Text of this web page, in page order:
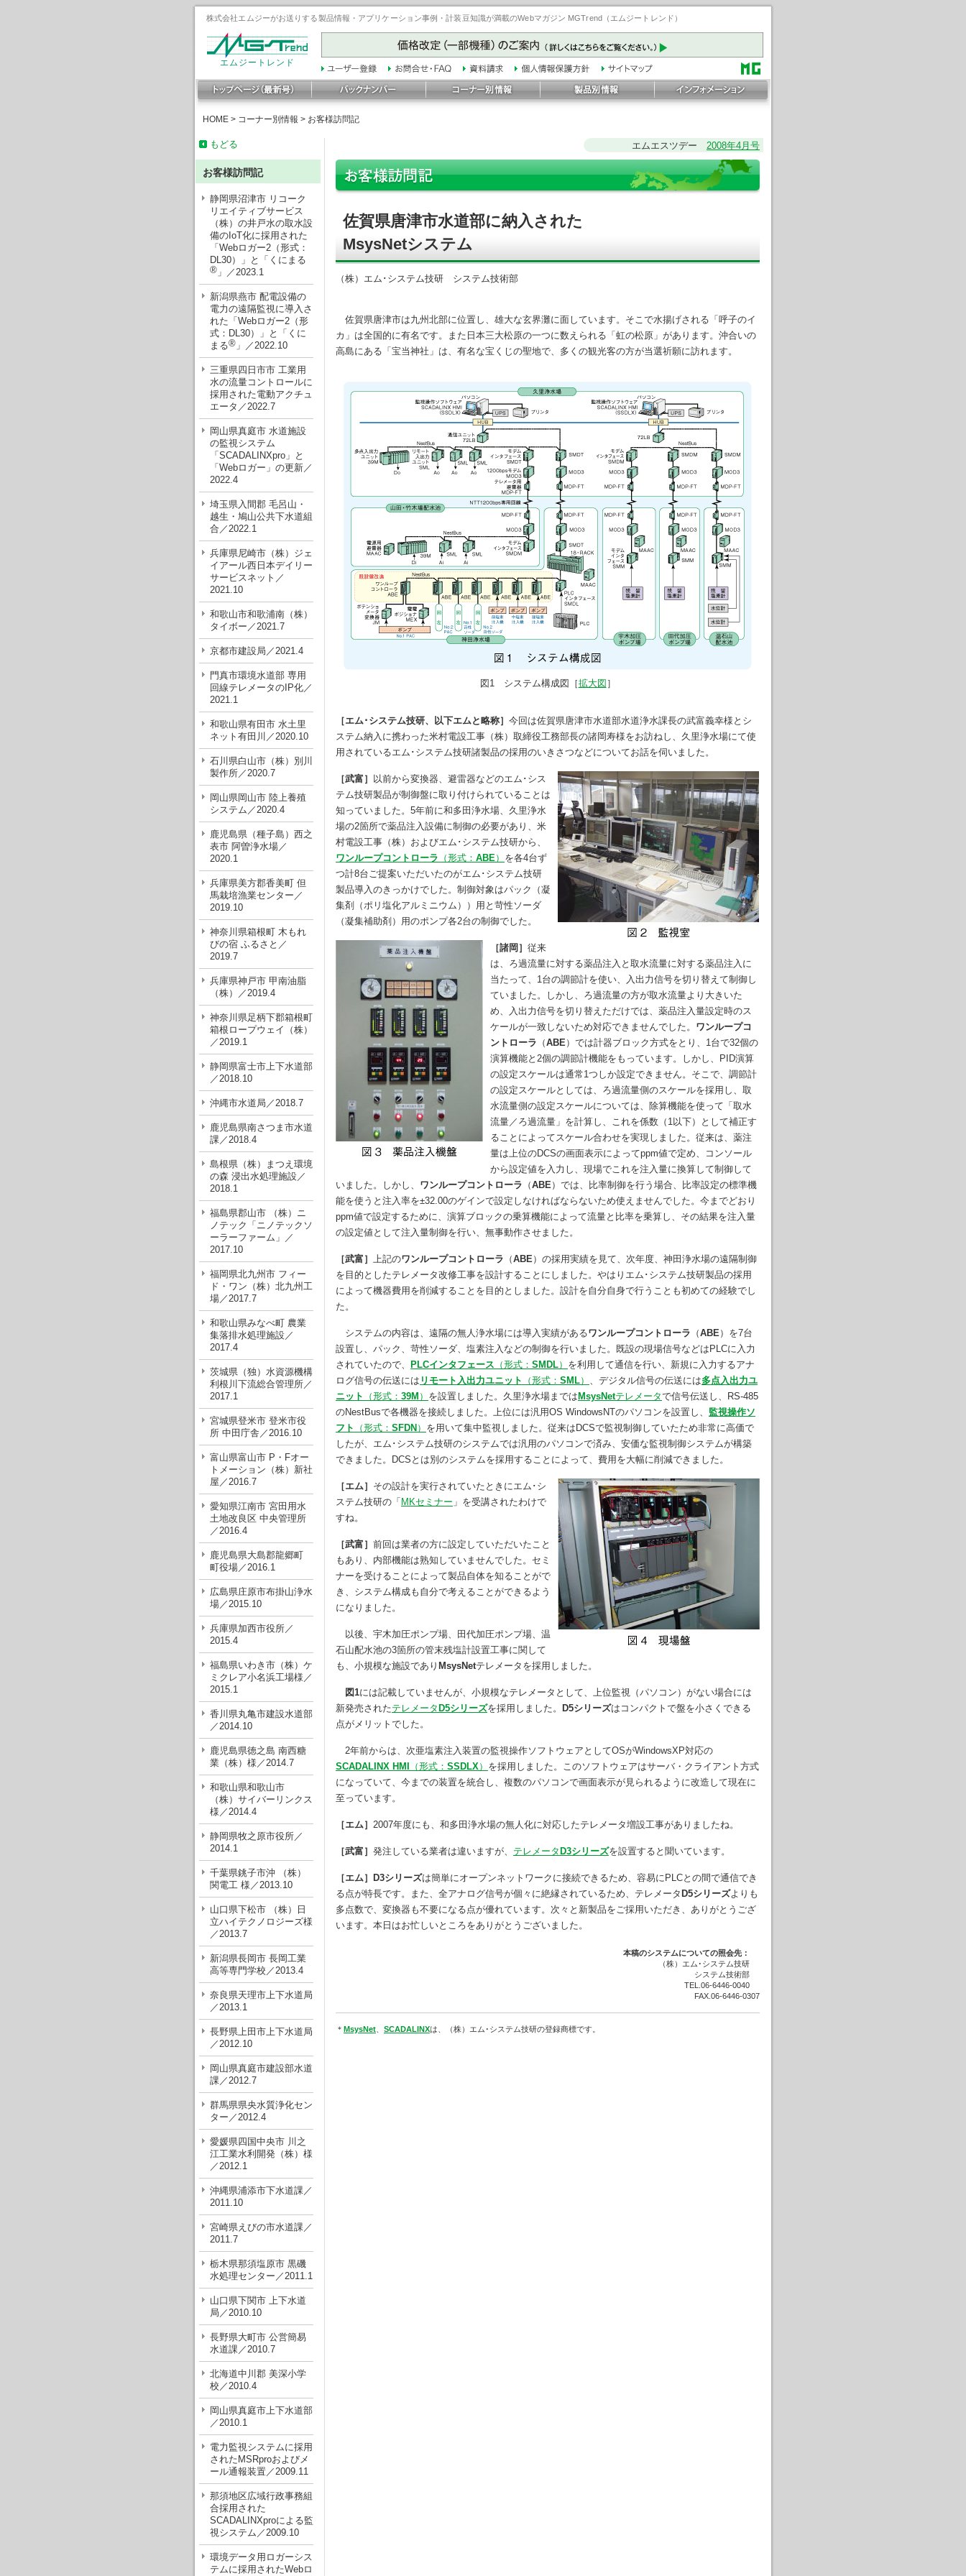
株式会社エムジーがお送りする製品情報・アプリケーション事例・計装豆知識が満載のWebマガジン MGTrend（エムジートレンド）
エムジートレンド
HOME > コーナー別情報 > お客様訪問記
もどる
お客様訪問記
静岡県沼津市 リコーク
リエイティブサービス
（株）の井戸水の取水設
備のIoT化に採用された
「Webロガー2（形式：
DL30）」と「くにまる
® 」／2023.1
新潟県燕市 配電設備の
電力の遠隔監視に導入さ
れた「Webロガー2（形
式：DL30）」と「くに
まる® 」／2022.10
三重県四日市市 工業用
水の流量コントロールに
採用された電動アクチュ
エータ／2022.7
岡山県真庭市 水道施設
の監視システム
「SCADALINXpro」と
「Webロガー」の更新／
2022.4
埼玉県入間郡 毛呂山・
越生・鳩山公共下水道組
合／2022.1
兵庫県尼崎市（株）ジェ
イアール西日本デイリー
サービスネット／
2021.10
和歌山市和歌浦南（株）
タイボー／2021.7
京都市建設局／2021.4
門真市環境水道部 専用
回線テレメータのIP化／
2021.1
和歌山県有田市 水土里
ネット有田川／2020.10
石川県白山市（株）別川
製作所／2020.7
岡山県岡山市 陸上養殖
システム／2020.4
鹿児島県（種子島）西之
表市 阿曽浄水場／
2020.1
兵庫県美方郡香美町 但
馬栽培漁業センター／
2019.10
神奈川県箱根町 木もれ
びの宿 ふるさと／
2019.7
兵庫県神戸市 甲南油脂
（株）／2019.4
神奈川県足柄下郡箱根町
箱根ロープウェイ（株）
／2019.1
静岡県富士市上下水道部
／2018.10
沖縄市水道局／2018.7
鹿児島県南さつま市水道
課／2018.4
島根県（株）まつえ環境
の森 浸出水処理施設／
2018.1
福島県郡山市 （株）ニ
ノテック「ニノテックソ
ーラーファーム」／
2017.10
福岡県北九州市 フィー
ド・ワン（株）北九州工
場／2017.7
和歌山県みなべ町 農業
集落排水処理施設／
2017.4
茨城県（独）水資源機構
利根川下流総合管理所／
2017.1
宮城県登米市 登米市役
所 中田庁舎／2016.10
富山県富山市 P・Fオー
トメーション（株）新社
屋／2016.7
愛知県江南市 宮田用水
土地改良区 中央管理所
／2016.4
鹿児島県大島郡龍郷町
町役場／2016.1
広島県庄原市布掛山浄水
場／2015.10
兵庫県加西市役所／
2015.4
福島県いわき市（株）ケ
ミクレア小名浜工場様／
2015.1
香川県丸亀市建設水道部
／2014.10
鹿児島県徳之島 南西糖
業（株）様／2014.7
和歌山県和歌山市
（株）サイバーリンクス
様／2014.4
静岡県牧之原市役所／
2014.1
千葉県銚子市沖 （株）
関電工 様／2013.10
山口県下松市 （株）日
立ハイテクノロジーズ様
／2013.7
新潟県長岡市 長岡工業
高等専門学校／2013.4
奈良県天理市上下水道局
／2013.1
長野県上田市上下水道局
／2012.10
岡山県真庭市建設部水道
課／2012.7
群馬県県央水質浄化セン
ター／2012.4
愛媛県四国中央市 川之
江工業水利開発（株）様
／2012.1
沖縄県浦添市下水道課／
2011.10
宮崎県えびの市水道課／
2011.7
栃木県那須塩原市 黒磯
水処理センター／2011.1
山口県下関市 上下水道
局／2010.10
長野県大町市 公営簡易
水道課／2010.7
北海道中川郡 美深小学
校／2010.4
岡山県真庭市上下水道部
／2010.1
電力監視システムに採用
されたMSRproおよびメ
ール通報装置／2009.11
那須地区広域行政事務組
合採用された
SCADALINXproによる監
視システム／2009.10
環境データ用ロガーシス
テムに採用されたWebロ
エムエスツデー 2008年4月号
佐賀県唐津市水道部に納入された
MsysNetシステム
（株）エム･システム技研 システム技術部
佐賀県唐津市は九州北部に位置し、雄大な玄界灘に面しています。そこで水揚げされる「呼子のイ
カ」は全国的に有名です。また日本三大松原の一つに数えられる「虹の松原」があります。沖合いの
高島にある「宝当神社」は、有名な宝くじの聖地で、多くの観光客の方が当選祈願に訪れます。
図1 システム構成図［拡大図 ］
［エム･システム技研、以下エムと略称］ 今回は佐賀県唐津市水道部水道浄水課長の武富義幸様とシ
ステム納入に携わった米村電設工事（株）取締役工務部長の諸岡寿様をお訪ねし、久里浄水場にて使
用されているエム･システム技研諸製品の採用のいきさつなどについてお話を伺いました。
［武富］
以前から変換器、避雷器などのエム･シス
テム技研製品が制御盤に取り付けられていることは
知っていました。5年前に和多田浄水場、久里浄水
場の2箇所で薬品注入設備に制御の必要があり、米
村電設工事（株）およびエム･システム技研から、
ワンループコントローラ （形式： ABE） を各4台ず
つ計8台ご提案いただいたのがエム･システム技研
製品導入のきっかけでした。制御対象はパック（凝
集剤（ポリ塩化アルミニウム））用と苛性ソーダ
（凝集補助剤）用のポンプ各2台の制御でした。
［諸岡］ 従来
は、ろ過流量に対する薬品注入と取水流量に対する薬品注入に
当たって、1台の調節計を使い、入出力信号を切り替えて制御し
ていました。しかし、ろ過流量の方が取水流量より大きいた
め、入出力信号を切り替えただけでは、薬品注入量設定時のス
ケールが一致しないため対応できませんでした。 ワンループコ
ントローラ （ABE）では計器ブロック方式をとり、1台で32個の
演算機能と2個の調節計機能をもっています。しかし、PID演算
の設定スケールは通常1つしか設定できません。そこで、調節計
の設定スケールとしては、ろ過流量側のスケールを採用し、取
水流量側の設定スケールについては、除算機能を使って「取水
流量／ろ過流量」を計算し、これを係数（1以下）として補正す
ることによってスケール合わせを実現しました。従来は、薬注
量は上位のDCSの画面表示によってppm値で定め、コンソール
から設定値を入力し、現場でこれを注入量に換算して制御して
いました。しかし、 ワンループコントローラ （ABE）では、比率制御を行う場合、比率設定の標準機
能を使うと注入率を±32.00のゲインで設定しなければならないため使えませんでした。今までどおり
ppm値で設定するために、演算ブロックの乗算機能によって流量と比率を乗算し、その結果を注入量
の設定値として注入量制御を行い、無事動作させました。
［武富］ 上記のワンループコントローラ （ABE）の採用実績を見て、次年度、神田浄水場の遠隔制御
を目的としたテレメータ改修工事を設計することにしました。やはりエム･システム技研製品の採用
によって機器費用を削減することを目的としました。設計を自分自身で行うことも初めての経験でし
た。
システムの内容は、遠隔の無人浄水場には導入実績があるワンループコントローラ （ABE）を7台
設置し、パック、苛性ソーダ、塩素注入などの制御を行いました。既設の現場信号などはPLCに入力
されていたので、
PLCインタフェース （形式： SMDL） を利用して通信を行い、新規に入力するアナ
ログ信号の伝送には リモート入出力ユニット （形式： SML） 、デジタル信号の伝送には多点入出力ユ
ニット
（形式： 39M ） を設置しました。久里浄水場までは MsysNetテレメータで信号伝送し、RS-485
のNestBusで各機器を接続しました。上位には汎用OS WindowsNTのパソコンを設置し、 監視操作ソ
フト
（形式： SFDN ） を用いて集中監視しました。従来はDCSで監視制御していたため非常に高価で
したが、エム･システム技研のシステムでは汎用のパソコンで済み、安価な監視制御システムが構築
できました。DCSとは別のシステムを採用することによって、費用を大幅に削減できました。
［エム］ その設計を実行されていたときにエム･シ
ステム技研の「 MKセミナー 」を受講されたわけで
すね。
［武富］ 前回は業者の方に設定していただいたこと
もあり、内部機能は熟知していませんでした。セミ
ナーを受けることによって製品自体を知ることがで
き、システム構成も自分で考えることができるよう
になりました。
以後、宇木加圧ポンプ場、田代加圧ポンプ場、温
石山配水池の3箇所の管末残塩計設置工事に関して
も、小規模な施設であり MsysNetテレメータを採用しました。
図1には記載していませんが、小規模なテレメータとして、上位監視（パソコン）がない場合には
新発売されたテレメータ D5シリーズを採用しました。 D5シリーズはコンパクトで盤を小さくできる
点がメリットでした。
2年前からは、次亜塩素注入装置の監視操作ソフトウェアとしてOSがWindowsXP対応の
SCADALINX HMI
（形式： SSDLX） を採用しました。このソフトウェアはサーバ・クライアント方式
になっていて、今までの装置を統合し、複数のパソコンで画面表示が見られるように改造して現在に
至っています。
［エム］ 2007年度にも、和多田浄水場の無人化に対応したテレメータ増設工事がありましたね。
［武富］ 発注している業者は違いますが、 テレメータ D3シリーズを設置すると聞いています。
［エム］D3シリーズは簡単にオープンネットワークに接続できるため、容易にPLCとの間で通信でき
る点が特長です。また、全アナログ信号が個々に絶縁されているため、テレメータ D5シリーズよりも
多点数で、変換器も不要になる点が優れています。次々と新製品をご採用いただき、ありがとうござ
います。本日はお忙しいところをありがとうございました。
本稿のシステムについての照会先：
（株）エム･システム技研
システム技術部
TEL.06-6446-0040
FAX.06-6446-0307
＊ MsysNet SCADALINXは、（株）エム･システム技研の登録商標です。